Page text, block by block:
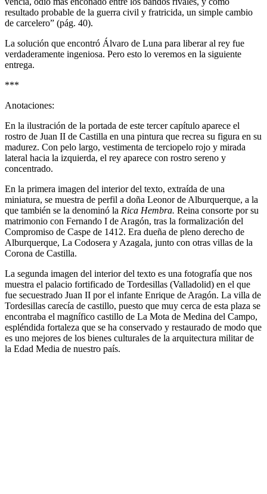
resultado probable de la guerra civil y fratricida, un simple cambio
de carcelero” (pág. 40).
La solución que encontró Álvaro de Luna para liberar al rey fue
verdaderamente ingeniosa. Pero esto lo veremos en la siguiente
entrega.
***
Anotaciones:
En la ilustración de la portada de este tercer capítulo aparece el
rostro de Juan II de Castilla en una pintura que recrea su figura en su
madurez. Con pelo largo, vestimenta de terciopelo rojo y mirada
lateral hacia la izquierda, el rey aparece con rostro sereno y
concentrado.
En la primera imagen del interior del texto, extraída de una
miniatura, se muestra de perfil a doña Leonor de Alburquerque, a la
que también se la denominó la Rica Hembra. Reina consorte por su
matrimonio con Fernando I de Aragón, tras la formalización del
Compromiso de Caspe de 1412. Era dueña de pleno derecho de
Alburquerque, La Codosera y Azagala, junto con otras villas de la
Corona de Castilla.
La segunda imagen del interior del texto es una fotografía que nos
muestra el palacio fortificado de Tordesillas (Valladolid) en el que
fue secuestrado Juan II por el infante Enrique de Aragón. La villa de
Tordesillas carecía de castillo, puesto que muy cerca de esta plaza se
encontraba el magnífico castillo de La Mota de Medina del Campo,
espléndida fortaleza que se ha conservado y restaurado de modo que
es uno mejores de los bienes culturales de la arquitectura militar de
la Edad Media de nuestro país.